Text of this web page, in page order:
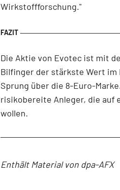
Wirkstoffforschung."
Die Aktie von Evotec ist mit
Bilfinger der stärkste Wert im
Sprung über die 8-Euro-
risikobereite Anleger, die auf
wollen.
Enthält Material von dpa-AFX